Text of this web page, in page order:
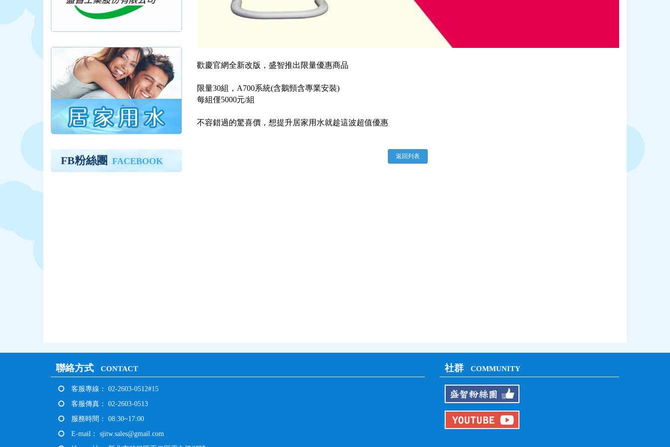
歡慶官網全新改版，盛智推出限量優惠商品
限量30組，A700系統(含鵝頸含專業安裝)
每組僅5000元/組
不容錯過的驚喜價，想提升居家用水就趁這波超值優惠
返回列表
FB粉絲團 FACEBOOK
聯絡方式 CONTACT
客服專線： 02-2603-0512#15
客服傳真： 02-2603-0513
服務時間： 08:30~17:00
E-mail： sjitw.sales@gmail.com
社群 COMMUNITY